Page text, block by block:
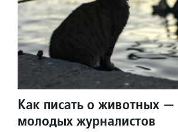
Как писать о животных —
молодых журналистов